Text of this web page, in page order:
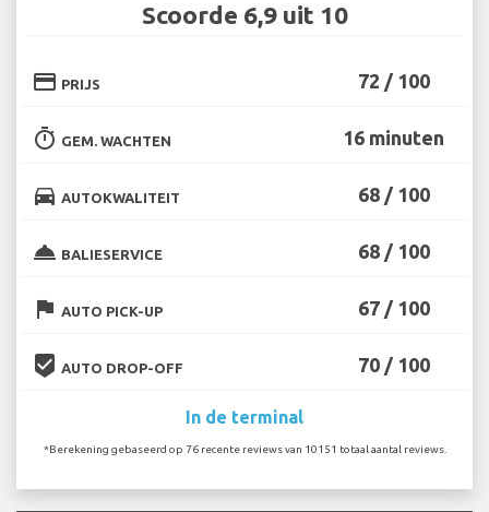
Scoorde 6,9 uit 10
credit_card PRIJS 72 / 100
timer GEM. WACHTEN 16 minuten
directions_car AUTOKWALITEIT 68 / 100
room_service BALIESERVICE 68 / 100
flag AUTO PICK-UP 67 / 100
beenhere AUTO DROP-OFF 70 / 100
In de terminal
*Berekening gebaseerd op 76 recente reviews van 10151 totaal aantal reviews.